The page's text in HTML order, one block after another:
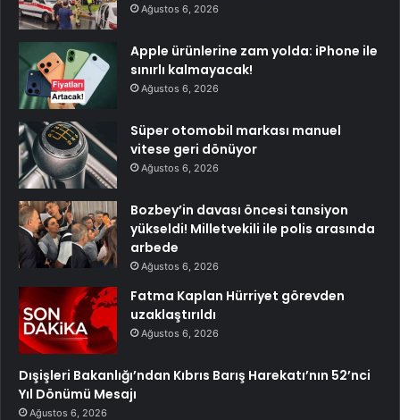
Ağustos 6, 2026
Apple ürünlerine zam yolda: iPhone ile
sınırlı kalmayacak!
Ağustos 6, 2026
Süper otomobil markası manuel
vitese geri dönüyor
Ağustos 6, 2026
Bozbey’in davası öncesi tansiyon
yükseldi! Milletvekili ile polis arasında
arbede
Ağustos 6, 2026
Fatma Kaplan Hürriyet görevden
uzaklaştırıldı
Ağustos 6, 2026
Dışişleri Bakanlığı’ndan Kıbrıs Barış Harekatı’nın 52’nci
Yıl Dönümü Mesajı
Ağustos 6, 2026